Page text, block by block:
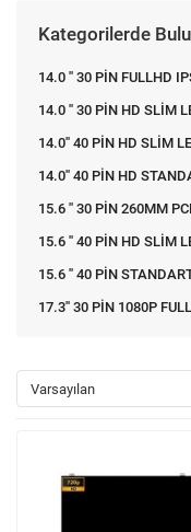
Kategorilerde
14.0 '' 30 PİN FULLHD
14.0 '' 30 PİN HD SLİM
14.0'' 40 PİN HD SLİM
14.0'' 40 PİN HD
15.6 '' 30 PİN 260MM
15.6 '' 40 PİN HD SLİM
15.6 '' 40 PİN
17.3'' 30 PİN 1080P